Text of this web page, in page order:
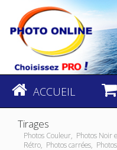
ACCUEIL
Tirages
Photos Couleur, Photos Noir
Rétro, Photos carrées,